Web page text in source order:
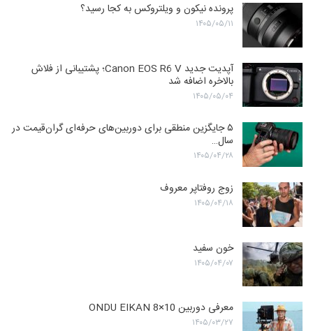
پرونده نیکون و ویلتروکس به کجا رسید؟
۱۴۰۵/۰۵/۱۱
آپدیت جدید Canon EOS R6 V؛ پشتیبانی از فلاش
بالاخره اضافه شد
۱۴۰۵/۰۵/۰۴
۵ جایگزین منطقی برای دوربین‌های حرفه‌ای گران‌قیمت در
سال…
۱۴۰۵/۰۴/۲۸
زوج روفتاپر معروف
۱۴۰۵/۰۴/۱۸
خون سفید
۱۴۰۵/۰۴/۰۷
معرفی دوربین ONDU EIKAN 8×10
۱۴۰۵/۰۳/۲۷